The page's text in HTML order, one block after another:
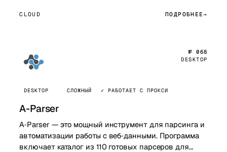
CLOUD ПОДРОБНЕЕ
№ 068
DESKTOP
DESKTOP СЛОЖНЫЙ ✓ РАБОТАЕТ С ПРОКСИ
A-Parser
A‑Parser — это мощный инструмент для парсинга и
автоматизации работы с веб‑данными. Программа
включает каталог из 110 готовых парсеров для